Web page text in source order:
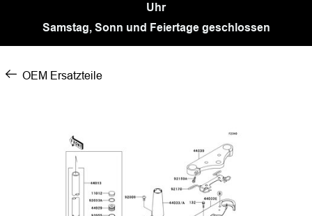
Uhr
Samstag, Sonn und Feiertage geschlossen
OEM Ersatzteile